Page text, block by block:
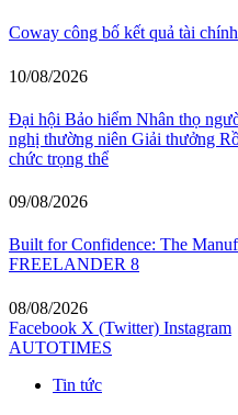
Coway công bố kết quả tài
10/08/2026
Đại hội Bảo hiểm Nhân thọ
nghị thường niên Giải thưởng
chức trọng thể
09/08/2026
Built for Confidence: The
FREELANDER 8
08/08/2026
Facebook X (Twitter) Instagram
AUTOTIMES
Tin tức